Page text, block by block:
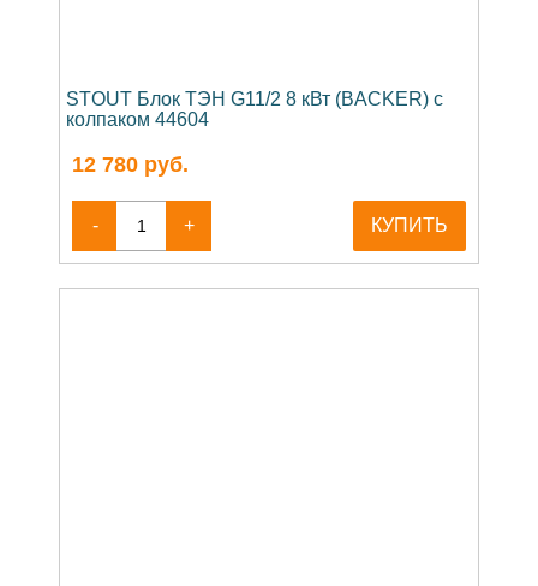
STOUT Блок ТЭН G11/2 8 кВт (BACKER) с
колпаком 44604
12 780 руб.
- + КУПИТЬ